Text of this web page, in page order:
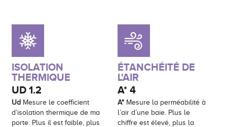
ISOLATION
THERMIQUE
UD1.2
Ud Mesure le coefficient
d’isolation thermique de ma
porte. Plus il est faible, plus
ÉTANCHÉITÉ DE
L'AIR
A*4
A* Mesure la perméabilité à
l’air d’une baie. Plus le
chiffre est élevé, plus la